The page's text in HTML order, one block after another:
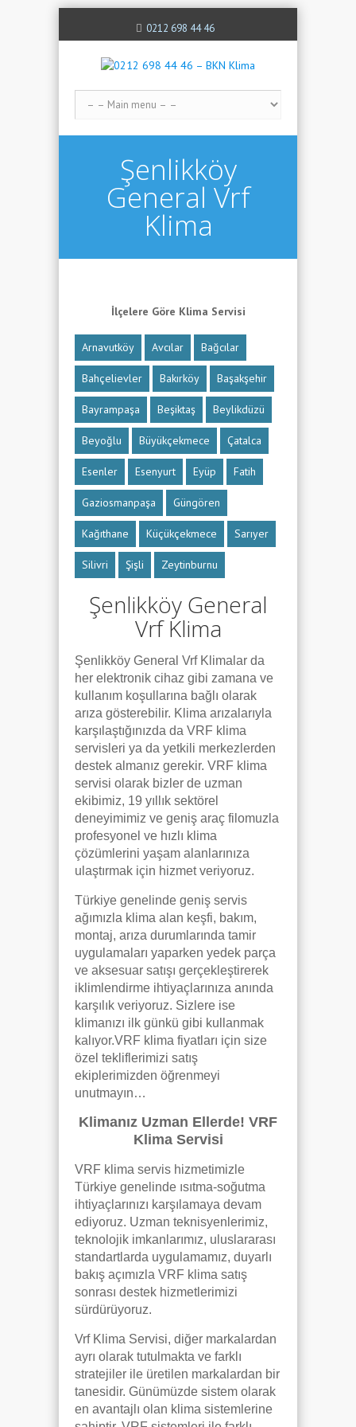
0212 698 44 46
Şenlikköy
General Vrf
Klima
İlçelere Göre Klima Servisi
Arnavutköy Avcılar Bağcılar
Bahçelievler Bakırköy Başakşehir
Bayrampaşa Beşiktaş Beylikdüzü
Beyoğlu Büyükçekmece Çatalca
Esenler Esenyurt Eyüp Fatih
Gaziosmanpaşa Güngören
Kağıthane Küçükçekmece Sarıyer
Silivri Şişli Zeytinburnu
Şenlikköy General
Vrf Klima
Şenlikköy General Vrf Klimalar da
her elektronik cihaz gibi zamana ve
kullanım koşullarına bağlı olarak
arıza gösterebilir. Klima arızalarıyla
karşılaştığınızda da VRF klima
servisleri ya da yetkili merkezlerden
destek almanız gerekir. VRF klima
servisi olarak bizler de uzman
ekibimiz, 19 yıllık sektörel
deneyimimiz ve geniş araç filomuzla
profesyonel ve hızlı klima
çözümlerini yaşam alanlarınıza
ulaştırmak için hizmet veriyoruz.
Türkiye genelinde geniş servis
ağımızla klima alan keşfi, bakım,
montaj, arıza durumlarında tamir
uygulamaları yaparken yedek parça
ve aksesuar satışı gerçekleştirerek
iklimlendirme ihtiyaçlarınıza anında
karşılık veriyoruz. Sizlere ise
klimanızı ilk günkü gibi kullanmak
kalıyor.VRF klima fiyatları için size
özel tekliflerimizi satış
ekiplerimizden öğrenmeyi
unutmayın…
Klimanız Uzman Ellerde! VRF
Klima Servisi
VRF klima servis hizmetimizle
Türkiye genelinde ısıtma-soğutma
ihtiyaçlarınızı karşılamaya devam
ediyoruz. Uzman teknisyenlerimiz,
teknolojik imkanlarımız, uluslararası
standartlarda uygulamamız, duyarlı
bakış açımızla VRF klima satış
sonrası destek hizmetlerimizi
sürdürüyoruz.
Vrf Klima Servisi, diğer markalardan
ayrı olarak tutulmakta ve farklı
stratejiler ile üretilen markalardan bir
tanesidir. Günümüzde sistem olarak
en avantajlı olan klima sistemlerine